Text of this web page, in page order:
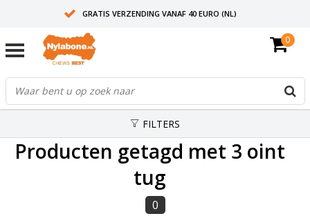
GRATIS VERZENDING VANAF 40 EURO (NL)
0
FILTERS
Producten getagd met 3 oint
tug
0